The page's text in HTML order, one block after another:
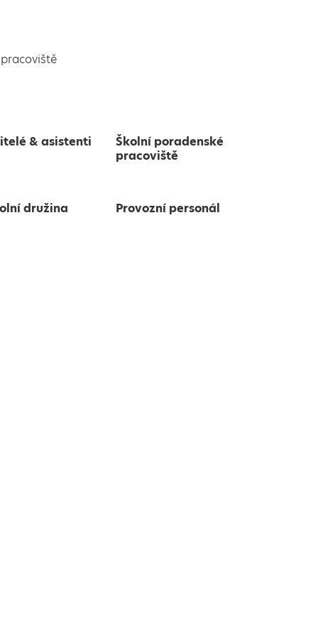
& asistenti
Školní poradenské
pracoviště
družina Provozní personál